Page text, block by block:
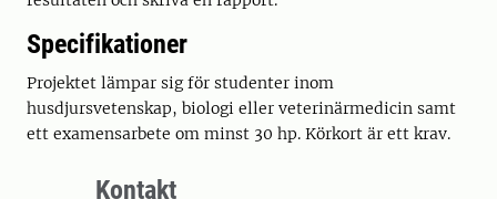
Specifikationer
Projektet lämpar sig för studenter inom
husdjursvetenskap, biologi eller veterinärmedicin samt
ett examensarbete om minst 30 hp. Körkort är ett krav.
Kontakt